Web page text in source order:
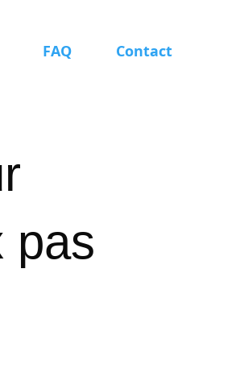
FAQ Contact
pas